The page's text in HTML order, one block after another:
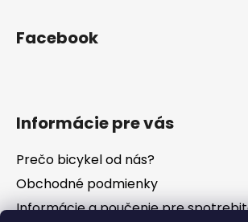
Facebook
Informácie pre vás
Prečo bicykel od nás?
Obchodné podmienky
Informácie a poučenie pre